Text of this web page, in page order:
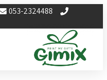
053-2324488